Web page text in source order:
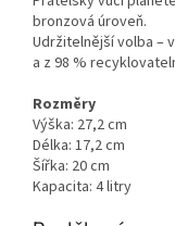
bronzová úroveň.
Udržitelnější volba –
a z 98 %
Rozměry
Výška: 27,2 cm
Délka: 17,2 cm
Šířka: 20 cm
Kapacita: 4 litry